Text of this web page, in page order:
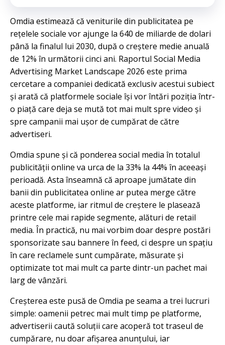
Omdia estimează că veniturile din publicitatea pe
rețelele sociale vor ajunge la 640 de miliarde de dolari
până la finalul lui 2030, după o creștere medie anuală
de 12% în următorii cinci ani. Raportul Social Media
Advertising Market Landscape 2026 este prima
cercetare a companiei dedicată exclusiv acestui subiect
și arată că platformele sociale își vor întări poziția într-
o piață care deja se mută tot mai mult spre video și
spre campanii mai ușor de cumpărat de către
advertiseri.
Omdia spune și că ponderea social media în totalul
publicității online va urca de la 33% la 44% în aceeași
perioadă. Asta înseamnă că aproape jumătate din
banii din publicitatea online ar putea merge către
aceste platforme, iar ritmul de creștere le plasează
printre cele mai rapide segmente, alături de retail
media. În practică, nu mai vorbim doar despre postări
sponsorizate sau bannere în feed, ci despre un spațiu
în care reclamele sunt cumpărate, măsurate și
optimizate tot mai mult ca parte dintr-un pachet mai
larg de vânzări.
Creșterea este pusă de Omdia pe seama a trei lucruri
simple: oamenii petrec mai mult timp pe platforme,
advertiserii caută soluții care acoperă tot traseul de
cumpărare, nu doar afișarea anunțului, iar